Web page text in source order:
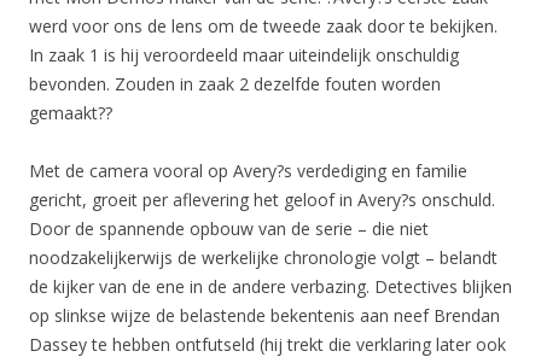
werd voor ons de lens om de tweede zaak door te bekijken.
In zaak 1 is hij veroordeeld maar uiteindelijk onschuldig
bevonden. Zouden in zaak 2 dezelfde fouten worden
gemaakt??
Met de camera vooral op Avery?s verdediging en familie
gericht, groeit per aflevering het geloof in Avery?s onschuld.
Door de spannende opbouw van de serie – die niet
noodzakelijkerwijs de werkelijke chronologie volgt – belandt
de kijker van de ene in de andere verbazing. Detectives blijken
op slinkse wijze de belastende bekentenis aan neef Brendan
Dassey te hebben ontfutseld (hij trekt die verklaring later ook